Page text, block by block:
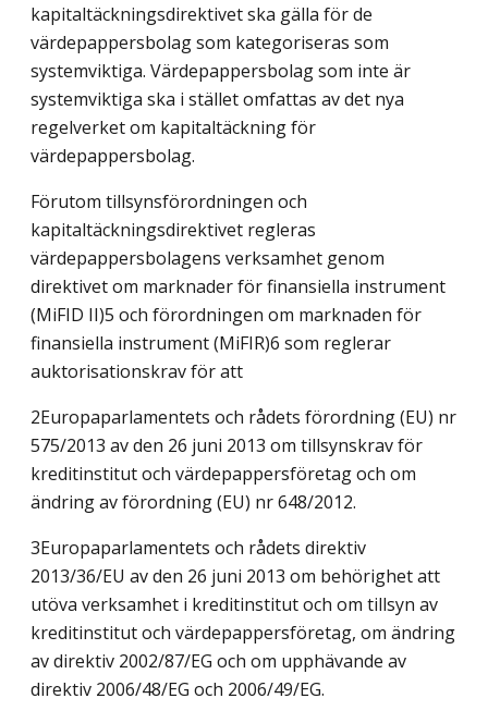
kapitaltäckningsdirektivet ska gälla för de
värdepappersbolag som kategoriseras som
systemviktiga. Värdepappersbolag som inte är
systemviktiga ska i stället omfattas av det nya
regelverket om kapitaltäckning för
värdepappersbolag.
Förutom tillsynsförordningen och
kapitaltäckningsdirektivet regleras
värdepappersbolagens verksamhet genom
direktivet om marknader för finansiella instrument
(MiFID II)5 och förordningen om marknaden för
finansiella instrument (MiFIR)6 som reglerar
auktorisationskrav för att
2Europaparlamentets och rådets förordning (EU) nr
575/2013 av den 26 juni 2013 om tillsynskrav för
kreditinstitut och värdepappersföretag och om
ändring av förordning (EU) nr 648/2012.
3Europaparlamentets och rådets direktiv
2013/36/EU av den 26 juni 2013 om behörighet att
utöva verksamhet i kreditinstitut och om tillsyn av
kreditinstitut och värdepappersföretag, om ändring
av direktiv 2002/87/EG och om upphävande av
direktiv 2006/48/EG och 2006/49/EG.